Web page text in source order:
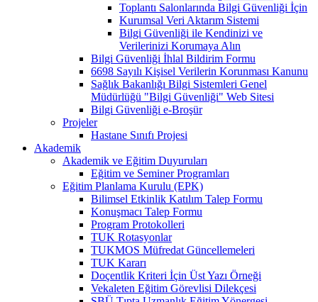
Toplantı Salonlarında Bilgi Güvenliği İçin
Kurumsal Veri Aktarım Sistemi
Bilgi Güvenliği ile Kendinizi ve
Verilerinizi Korumaya Alın
Bilgi Güvenliği İhlal Bildirim Formu
6698 Sayılı Kişisel Verilerin Korunması Kanunu
Sağlık Bakanlığı Bilgi Sistemleri Genel
Müdürlüğü "Bilgi Güvenliği" Web Sitesi
Bilgi Güvenliği e-Broşür
Projeler
Hastane Sınıfı Projesi
Akademik
Akademik ve Eğitim Duyuruları
Eğitim ve Seminer Programları
Eğitim Planlama Kurulu (EPK)
Bilimsel Etkinlik Katılım Talep Formu
Konuşmacı Talep Formu
Program Protokolleri
TUK Rotasyonlar
TUKMOS Müfredat Güncellemeleri
TUK Kararı
Doçentlik Kriteri İçin Üst Yazı Örneği
Vekaleten Eğitim Görevlisi Dilekçesi